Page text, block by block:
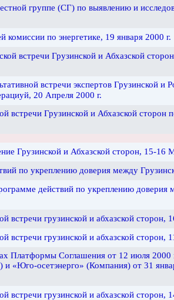
группе (СГ) по выявлению и
комиссии по энергетике, 19 января 2000 г.
встречи Грузинской и Абхазской
встречи экспертов Грузинской
20 Апреля 2000 г.
встречи Грузинской и Абхазской
Грузинской и Абхазской сторон, 15-16
по укреплению доверия между
действий по укреплению доверия
встречи грузинской и абхазской сторон,
встречи грузинской и абхазской сторон,
Платформы Соглашения от 12 июля
и «Юго-осетэнерго» (Компания) от 31
встречи грузинской и абхазской сторон,